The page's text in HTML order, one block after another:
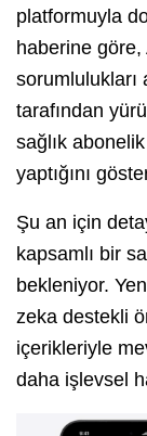
platformuyla
haberine göre,
sorumlulukları
tarafından
sağlık
yaptığını
Şu an için
kapsamlı bir
bekleniyor.
zeka destekli
içerikleriyle
daha işlevsel